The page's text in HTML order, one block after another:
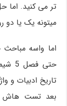
تر می کنید.
میتونه یک یا دو
تاریخ ادبیات و
بعد تست هاش